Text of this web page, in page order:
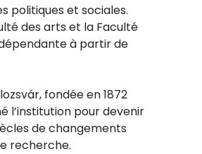
politiques et sociales.
des arts et la Faculté
à partir de
fondée en 1872
l’institution pour devenir
de changements
recherche.